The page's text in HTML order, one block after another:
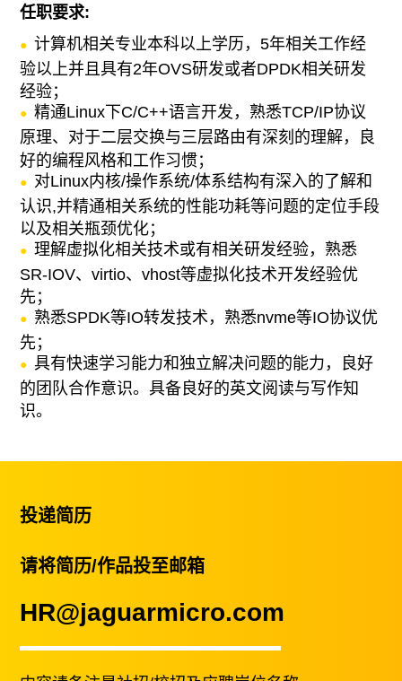
任职要求:
计算机相关专业本科以上学历，5年相关工作经
验以上并且具有2年OVS研发或者DPDK相关研发
经验；
精通Linux下C/C++语言开发，熟悉TCP/IP协议
原理、对于二层交换与三层路由有深刻的理解，良
好的编程风格和工作习惯；
对Linux内核/操作系统/体系结构有深入的了解和
认识,并精通相关系统的性能功耗等问题的定位手段
以及相关瓶颈优化；
理解虚拟化相关技术或有相关研发经验，熟悉
SR-IOV、virtio、vhost等虚拟化技术开发经验优
先；
熟悉SPDK等IO转发技术，熟悉nvme等IO协议优
先；
具有快速学习能力和独立解决问题的能力，良好
的团队合作意识。具备良好的英文阅读与写作知
识。
投递简历
请将简历/作品投至邮箱
HR@jaguarmicro.com